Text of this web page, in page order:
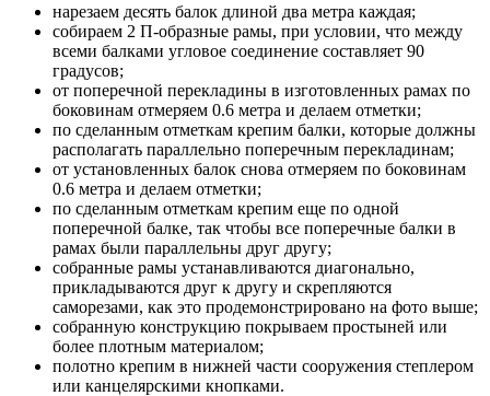
нарезаем десять балок длиной два метра каждая;
собираем 2 П-образные рамы, при условии, что между
всеми балками угловое соединение составляет 90
градусов;
от поперечной перекладины в изготовленных рамах по
боковинам отмеряем 0.6 метра и делаем отметки;
по сделанным отметкам крепим балки, которые должны
располагать параллельно поперечным перекладинам;
от установленных балок снова отмеряем по боковинам
0.6 метра и делаем отметки;
по сделанным отметкам крепим еще по одной
поперечной балке, так чтобы все поперечные балки в
рамах были параллельны друг другу;
собранные рамы устанавливаются диагонально,
прикладываются друг к другу и скрепляются
саморезами, как это продемонстрировано на фото выше;
собранную конструкцию покрываем простыней или
более плотным материалом;
полотно крепим в нижней части сооружения степлером
или канцелярскими кнопками.